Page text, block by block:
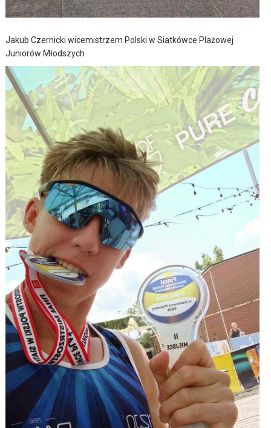
Jakub Czernicki wicemistrzem Polski w Siatkówce Plażowej
Juniorów Młodszych